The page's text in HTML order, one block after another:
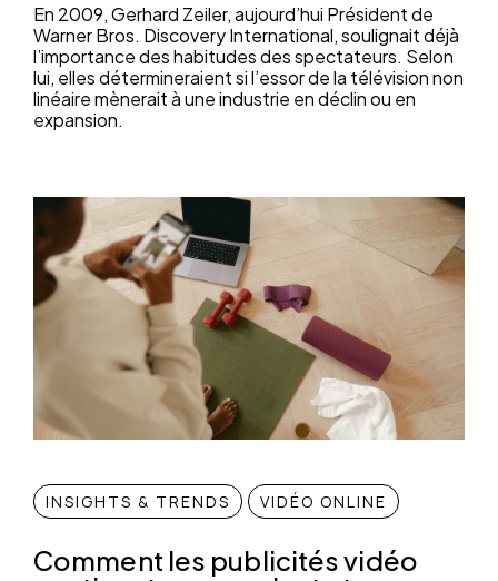
En 2009, Gerhard Zeiler, aujourd’hui Président de
Warner Bros. Discovery International, soulignait déjà
l’importance des habitudes des spectateurs. Selon
lui, elles détermineraient si l’essor de la télévision non
linéaire mènerait à une industrie en déclin ou en
expansion.
INSIGHTS & TRENDS VIDÉO ONLINE
Comment les publicités vidéo